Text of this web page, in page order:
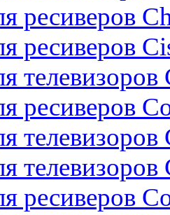
ресиверов
ресиверов
телевизоров
ресиверов
телевизоров
телевизоров
ресиверов